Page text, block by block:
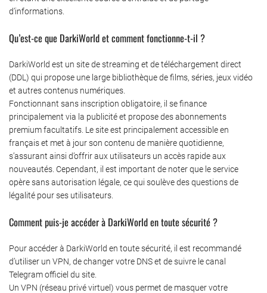
d’informations.
Qu’est-ce que DarkiWorld et comment fonctionne-t-il ?
DarkiWorld est un site de streaming et de téléchargement direct
(DDL) qui propose une large bibliothèque de films, séries, jeux vidéo
et autres contenus numériques.
Fonctionnant sans inscription obligatoire, il se finance
principalement via la publicité et propose des abonnements
premium facultatifs. Le site est principalement accessible en
français et met à jour son contenu de manière quotidienne,
s’assurant ainsi d’offrir aux utilisateurs un accès rapide aux
nouveautés. Cependant, il est important de noter que le service
opère sans autorisation légale, ce qui soulève des questions de
légalité pour ses utilisateurs.
Comment puis-je accéder à DarkiWorld en toute sécurité ?
Pour accéder à DarkiWorld en toute sécurité, il est recommandé
d’utiliser un VPN, de changer votre DNS et de suivre le canal
Telegram officiel du site.
Un VPN (réseau privé virtuel) vous permet de masquer votre